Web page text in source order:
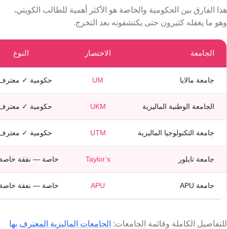
هذا الفارق بين الحكومية والخاصة هو الأكثر أهمية للطالب الكويتي،
وهو ما يغفله كثيرون حتى يكتشفونه بعد التخرج.
الجامعة الاختصار النوع
جامعة مالايا UM حكومية ✓ معترف
الجامعة الوطنية الماليزية UKM حكومية ✓ معترف
جامعة التكنولوجيا الماليزية UTM حكومية ✓ معترف
جامعة تايلور Taylor’s خاصة — نفقة
جامعة APU APU خاصة — نفقة
للتفاصيل الكاملة وقائمة الجامعات: الجامعات الماليزية المعترف بها